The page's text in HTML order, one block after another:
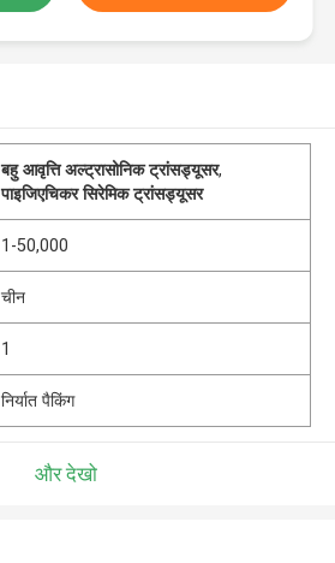
बहु आवृत्ति अल्ट्रासोनिक ट्रांसड्यूसर,
पाइजिएचिकर सिरेमिक ट्रांसड्यूसर
1-50,000
चीन
1
निर्यात पैकिंग
और देखो